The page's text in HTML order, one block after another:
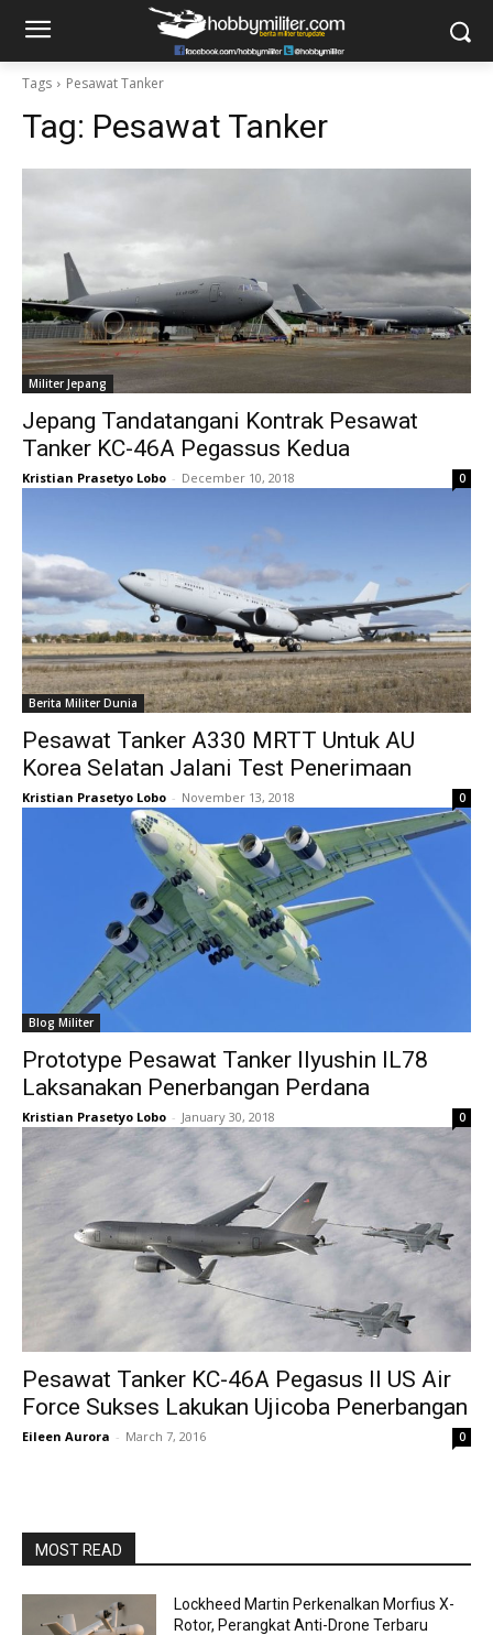
Tags Pesawat Tanker
Tag: Pesawat Tanker
Militer Jepang
Jepang Tandatangani Kontrak Pesawat
Tanker KC-46A Pegassus Kedua
Kristian Prasetyo Lobo - December 10, 2018 0
Berita Militer Dunia
Pesawat Tanker A330 MRTT Untuk AU
Korea Selatan Jalani Test Penerimaan
Kristian Prasetyo Lobo - November 13, 2018 0
Blog Militer
Prototype Pesawat Tanker Ilyushin IL78
Laksanakan Penerbangan Perdana
Kristian Prasetyo Lobo - January 30, 2018 0
Pesawat Tanker KC-46A Pegasus II US Air
Force Sukses Lakukan Ujicoba Penerbangan
Eileen Aurora - March 7, 2016 0
MOST READ
Lockheed Martin Perkenalkan Morfius X-
Rotor, Perangkat Anti-Drone Terbaru